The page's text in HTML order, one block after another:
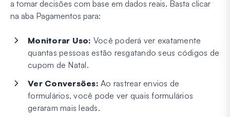
a tomar decisões com base em dados reais. Basta clicar
na aba Pagamentos para:
Monitorar Uso: Você poderá ver exatamente
quantas pessoas estão resgatando seus códigos de
cupom de Natal.
Ver Conversões: Ao rastrear envios de
formulários, você pode ver quais formulários
geraram mais leads.